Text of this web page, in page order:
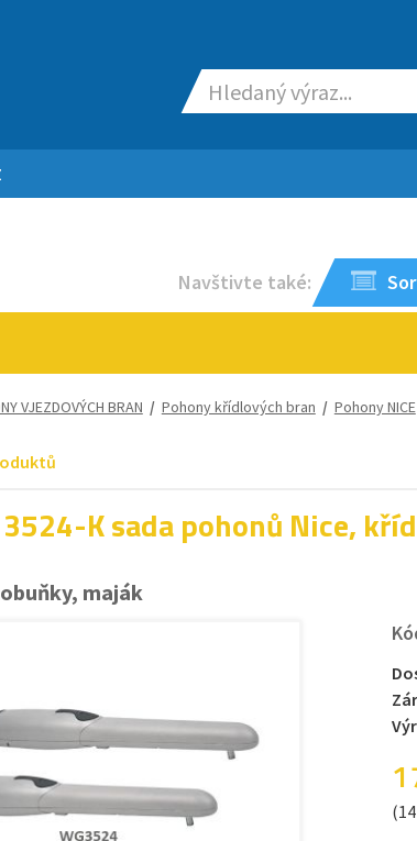
Navštivte také:
VJEZDOVÝCH BRAN / Pohony křídlových bran / Pohony NICE
K sada pohonů Nice,
maják